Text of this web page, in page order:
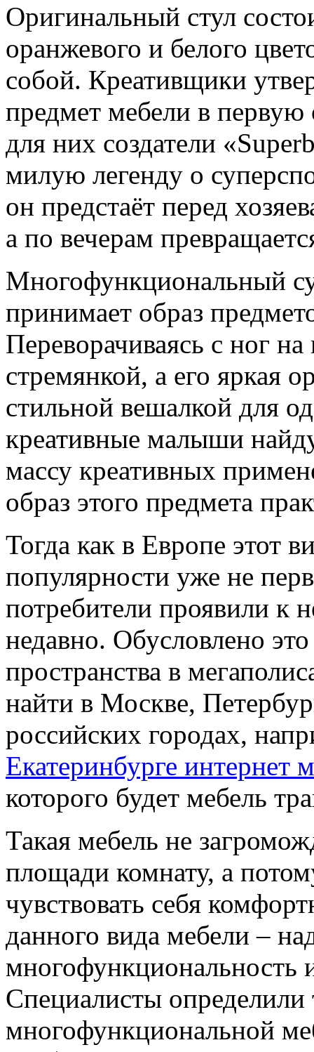
Оригинальный стул
оранжевого и белого
собой. Креативщики
предмет мебели в
для них создатели
милую легенду о
он предстаёт перед
а по вечерам
Многофункциональный
принимает образ
Переворачиваясь с ног на
стремянкой, а его яркая
стильной вешалкой для
креативные малыши
массу креативных
образ этого предмета
Тогда как в Европе этот
популярности уже не
потребители проявили к
недавно. Обусловлено
пространства в
найти в Москве,
российских городах,
Екатеринбурге интернет
которого будет мебель
Такая мебель не
площади комнату, а
чувствовать себя
данного вида мебели –
многофункциональность
Специалисты определили
многофункциональной